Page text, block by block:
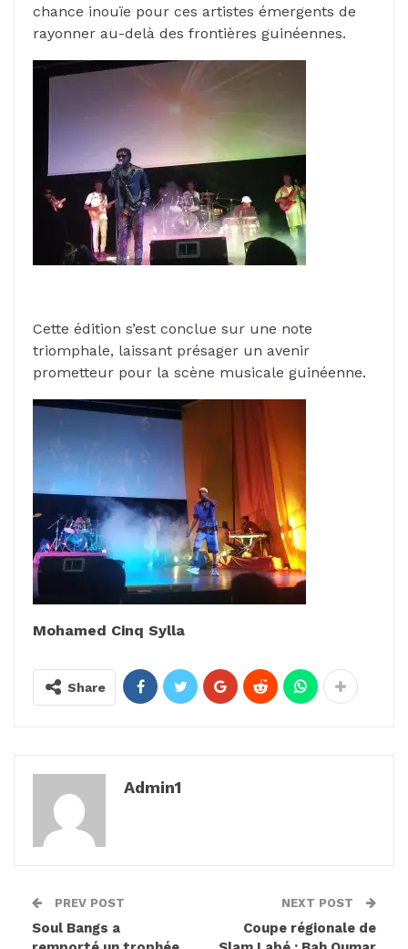
chance inouïe pour ces artistes émergents de
rayonner au-delà des frontières guinéennes.
Cette édition s’est conclue sur une note
triomphale, laissant présager un avenir
prometteur pour la scène musicale guinéenne.
Mohamed Cinq Sylla
Share
Admin1
PREV POST
Soul Bangs a
NEXT POST
Coupe régionale de